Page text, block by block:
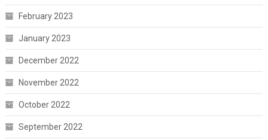
February 2023
January 2023
December 2022
November 2022
October 2022
September 2022